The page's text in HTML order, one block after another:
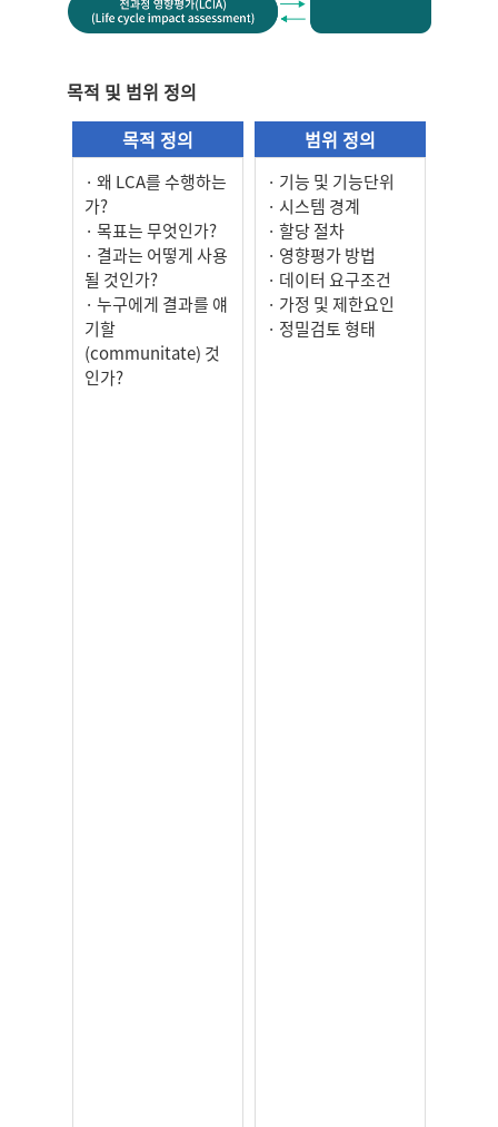
목적 및 범위 정의
목적 정의
왜 LCA를 수행하는
가?
목표는 무엇인가?
결과는 어떻게 사용
될 것인가?
누구에게 결과를 얘
기할
(communitate) 것
인가?
범위 정의
기능 및 기능단위
시스템 경계
할당 절차
영향평가 방법
데이터 요구조건
가정 및 제한요인
정밀검토 형태